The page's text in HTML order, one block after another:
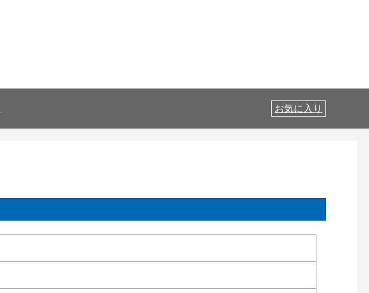
お気に入り